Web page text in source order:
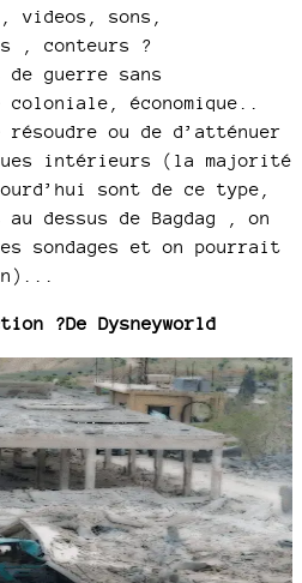
videos, sons,
, conteurs ?
guerre sans
économique..
résoudre ou de d’atténuer
intérieurs (la majorité
sont de ce type,
dessus de Bagdag , on
sondages et on pourrait
?De Dysneyworld